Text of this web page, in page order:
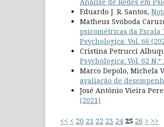
Eduardo J. R. Santos,
Matheus Svóboda
psicométricas da
Psychologica: Vol. 66
Cristina Petrucci
Psychologica: Vol. 62 N.º
Marco Depolo, Michela
avaliação de
José António Vieira
(2021)
<< < 20 21 22 23 24 25 26 > >>